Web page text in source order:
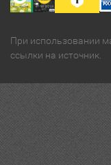
При использовании
ссылки на источник.